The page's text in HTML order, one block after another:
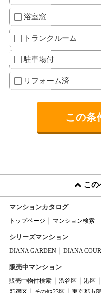
浴室窓
トランクルーム
駐車場付
リフォーム済
この
マンションカタログ
トップページ マンション検索
シリーズマンション
DIANA GARDEN DIANA
販売中マンション
販売中物件検索 渋谷区 港区